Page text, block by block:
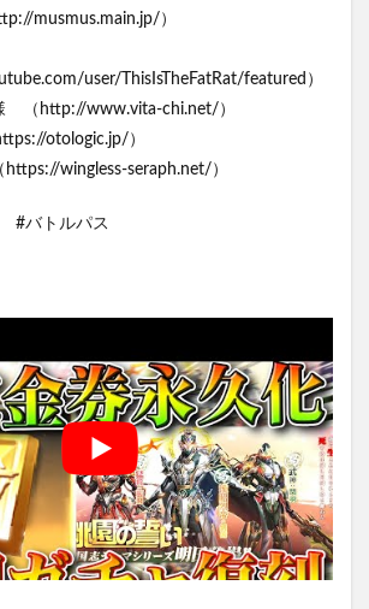
musmus.main.jp/）
user/ThisIsTheFatRat/featured）
（http://www.vita-chi.net/）
otologic.jp/）
https://wingless-seraph.net/）
バトルパス